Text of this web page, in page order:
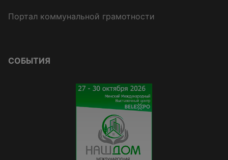
Портал коммунальной грамотности
СОБЫТИЯ